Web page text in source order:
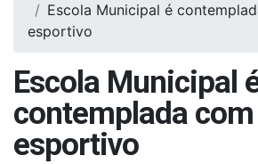
Escola Municipal é
esportivo
Escola Municipal
contemplada
esportivo